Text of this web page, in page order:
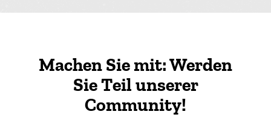
Machen Sie mit: Werden
Sie Teil unserer
Community!